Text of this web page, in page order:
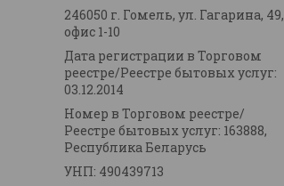
246050 г. Гомель, ул. Гагарина, 49,
офис 1-10
Дата регистрации в Торговом
реестре/Реестре бытовых услуг:
03.12.2014
Номер в Торговом реестре/
Реестре бытовых услуг: 163888,
Республика Беларусь
УНП: 490439713